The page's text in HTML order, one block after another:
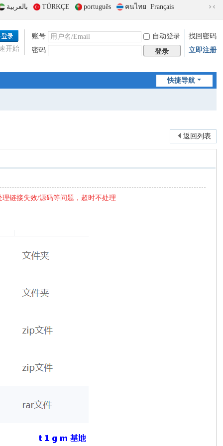
بالعربية TÜRKÇE português คนไทย Français
到
版
账号 自动登录
找回密码
密码
登录 立即注册
开始
快捷导航
返回列表
链接失效/源码等问题，超时不处理